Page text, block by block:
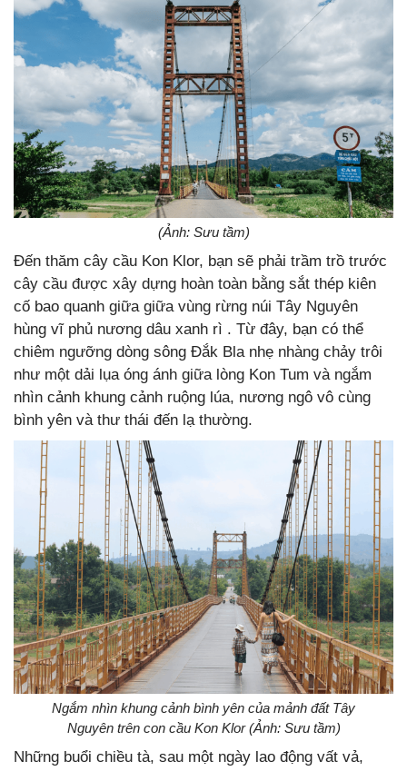
(Ảnh: Sưu tầm)
Đến thăm cây cầu Kon Klor, bạn sẽ phải trầm trồ trước
cây cầu được xây dựng hoàn toàn bằng sắt thép kiên
cố bao quanh giữa giữa vùng rừng núi Tây Nguyên
hùng vĩ phủ nương dâu xanh rì . Từ đây, bạn có thể
chiêm ngưỡng dòng sông Đắk Bla nhẹ nhàng chảy trôi
như một dải lụa óng ánh giữa lòng Kon Tum và ngắm
nhìn cảnh khung cảnh ruộng lúa, nương ngô vô cùng
bình yên và thư thái đến lạ thường.
Ngắm nhìn khung cảnh bình yên của mảnh đất Tây
Nguyên trên con cầu Kon Klor (Ảnh: Sưu tầm)
Những buổi chiều tà, sau một ngày lao động vất vả,